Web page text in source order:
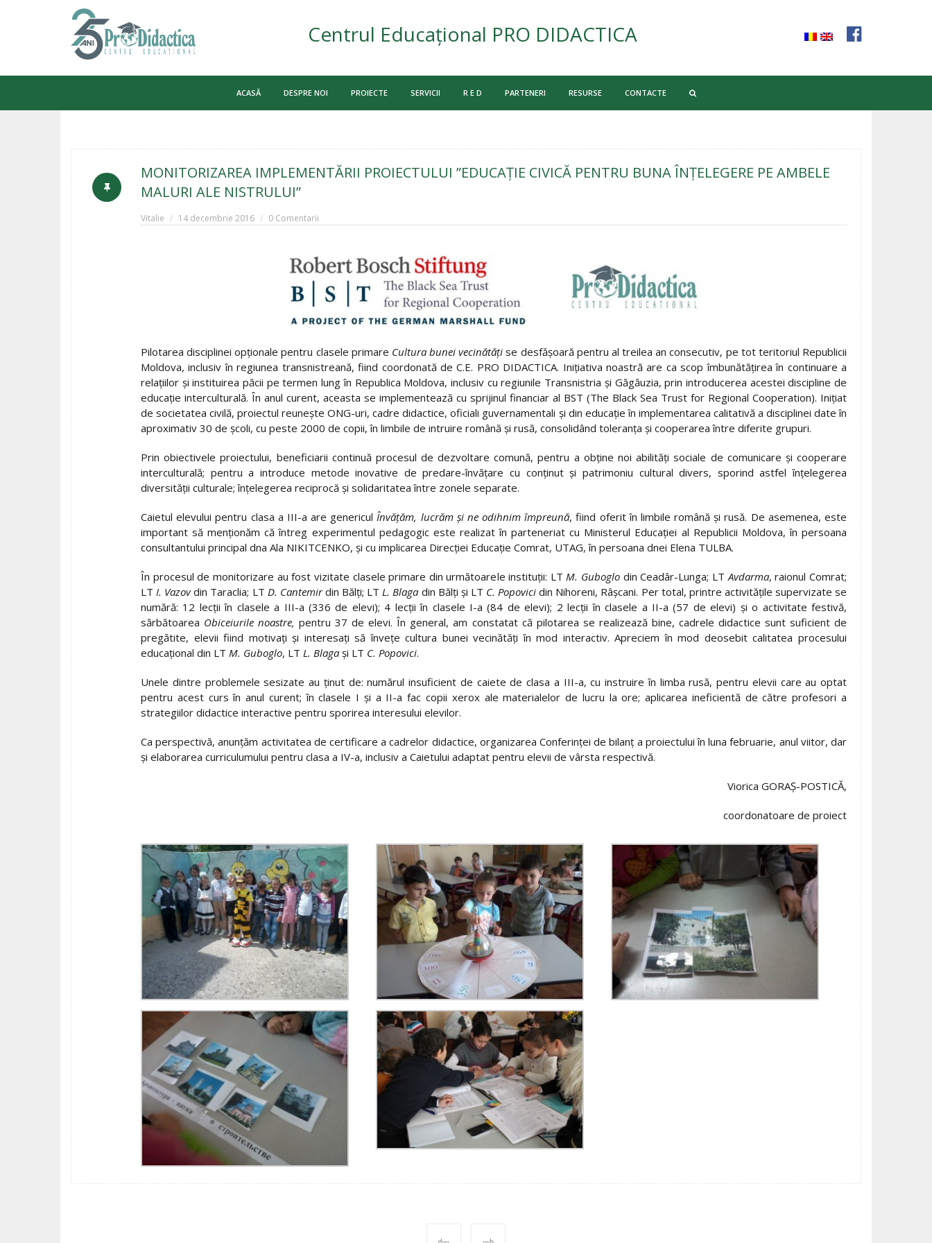
Centrul Educațional PRO DIDACTICA
ACASĂ DESPRE NOI PROIECTE SERVICII R E D PARTENERI RESURSE CONTACTE
MONITORIZAREA IMPLEMENTĂRII PROIECTULUI ”EDUCAŢIE CIVICĂ PENTRU BUNA ÎNŢELEGERE PE AMBELE
MALURI ALE NISTRULUI”
Vitalie 14 decembrie 2016 0 Comentarii
Pilotarea disciplinei opţionale pentru clasele primare Cultura bunei vecinătăţise desfăşoară pentru al treilea an consecutiv, pe tot teritoriul Republicii
Moldova, inclusiv în regiunea transnistreană, fiind coordonată de C.E. PRO DIDACTICA. Iniţiativa noastră are ca scop îmbunătăţirea în continuare a
relaţiilor şi instituirea păcii pe termen lung în Republica Moldova, inclusiv cu regiunile Transnistria şi Găgăuzia, prin introducerea acestei discipline de
educaţie interculturală. În anul curent, aceasta se implementează cu sprijinul financiar al BST (The Black Sea Trust for Regional Cooperation). Iniţiat
de societatea civilă, proiectul reuneşte ONG-uri, cadre didactice, oficiali guvernamentali şi din educaţie în implementarea calitativă a disciplinei date în
aproximativ 30 de şcoli, cu peste 2000 de copii, în limbile de intruire română şi rusă, consolidând toleranţa şi cooperarea între diferite grupuri.
Prin obiectivele proiectului, beneficiarii continuă procesul de dezvoltare comună, pentru a obţine noi abilităţi sociale de comunicare şi cooperare
interculturală; pentru a introduce metode inovative de predare-învăţare cu conţinut şi patrimoniu cultural divers, sporind astfel înţelegerea
diversităţii culturale; înţelegerea reciprocă şi solidaritatea între zonele separate.
Caietul elevului pentru clasa a III-a are genericulÎnvăţăm, lucrăm şi ne odihnim împreună, fiind oferit în limbile română şi rusă. De asemenea, este
important să menționăm că întreg experimentul pedagogic este realizat în parteneriat cu Ministerul Educaţiei al Republicii Moldova, în persoana
consultantului principal dna Ala NIKITCENKO, și cu implicarea Direcţiei Educaţie Comrat, UTAG, în persoana dnei Elena TULBA.
În procesul de monitorizare au fost vizitate clasele primare din următoarele instituţii: LTM. Guboglo din Ceadâr-Lunga; LTAvdarma, raionul Comrat;
LTI. Vazovdin Taraclia; LT D. Cantemirdin Bălţi; LTL. Blaga din Bălţi şi LT C. Popovici din Nihoreni, Râşcani. Per total, printre activităţile supervizate se
numără: 12 lecţii în clasele a III-a (336 de elevi); 4 lecţii în clasele I-a (84 de elevi); 2 lecţii în clasele a II-a (57 de elevi) şi o activitate festivă,
sărbătoarea Obiceiurile noastre, pentru 37 de elevi. În general, am constatat că pilotarea se realizează bine, cadrele didactice sunt suficient de
pregătite, elevii fiind motivaţi şi interesaţi să înveţe cultura bunei vecinătăţi în mod interactiv. Apreciem în mod deosebit calitatea procesului
educaţional din LT M. Guboglo, LT L. Blaga şi LT C. Popovici.
Unele dintre problemele sesizate au ţinut de: numărul insuficient de caiete de clasa a III-a, cu instruire în limba rusă, pentru elevii care au optat
pentru acest curs în anul curent; în clasele I şi a II-a fac copii xerox ale materialelor de lucru la ore; aplicarea ineficientă de către profesori a
strategiilor didactice interactive pentru sporirea interesului elevilor.
Ca perspectivă, anunţăm activitatea de certificare a cadrelor didactice, organizarea Conferinţei de bilanţ a proiectului în luna februarie, anul viitor, dar
şi elaborarea curriculumului pentru clasa a IV-a, inclusiv a Caietului adaptat pentru elevii de vârsta respectivă.
Viorica GORAȘ-POSTICĂ,
coordonatoare de proiect